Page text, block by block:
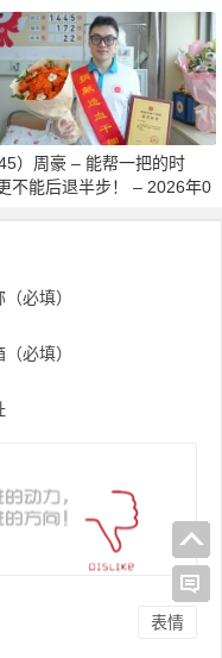
）周豪 – 能帮一把的时
不能后退半步！ – 2026年0
（必填）
（必填）
表情